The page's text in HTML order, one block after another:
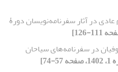
در آثار سفرنامه‌نویسان دورۀ
در سفرنامه‌های سیاحان